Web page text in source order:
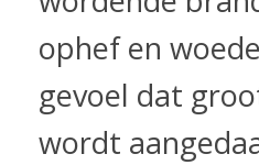
ophef en
gevoel dat
wordt